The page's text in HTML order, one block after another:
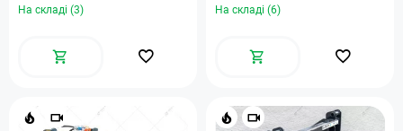
На складі (3) На складі (6)